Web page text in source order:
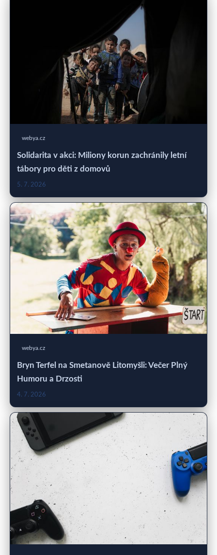
webya.cz
Solidarita v akci: Miliony korun zachránily letní
tábory pro děti z domovů
5. 7. 2026
webya.cz
Bryn Terfel na Smetanově Litomyšli: Večer Plný
Humoru a Drzosti
4. 7. 2026